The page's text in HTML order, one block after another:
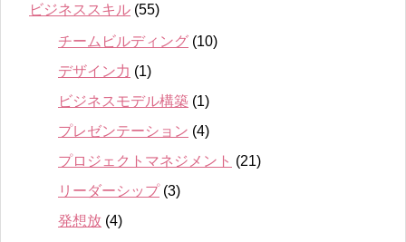
ビジネススキル (55)
チームビルディング (10)
デザイン力 (1)
ビジネスモデル構築 (1)
プレゼンテーション (4)
プロジェクトマネジメント (21)
リーダーシップ(3)
発想放 (4)